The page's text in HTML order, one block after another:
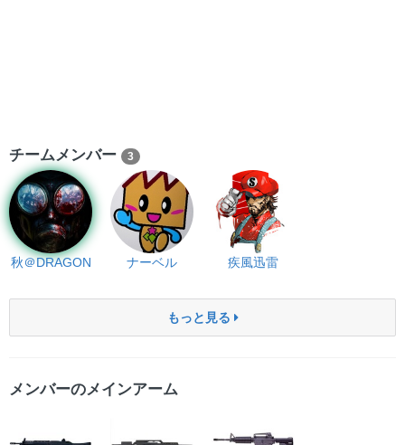
チームメンバー 3
秋＠DRAGON ナーベル 疾風迅雷
もっと見る
メンバーのメインアーム